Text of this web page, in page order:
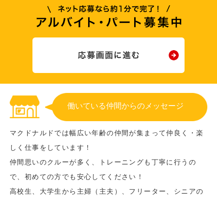
働いている仲間からのメッセージ
マクドナルドでは幅広い年齢の仲間が集まって仲良く・楽
しく仕事をしています！
仲間思いのクルーが多く、トレーニングも丁寧に行うの
で、初めての方でも安心してください！
高校生、大学生から主婦（主夫）、フリーター、シニアの